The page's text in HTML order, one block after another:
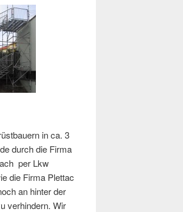
in ca. 3
durch die Firma
per Lkw
die Firma Plettac
an hinter der
verhindern. Wir